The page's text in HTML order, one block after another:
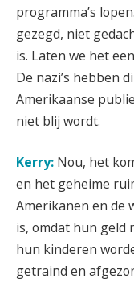
programma’s
gezegd, niet
is. Laten we het
De nazi’s hebben
Amerikaanse
niet blij wordt.
Kerry: Nou, het
en het geheime
Amerikanen en de
is, omdat hun geld
hun kinderen
getraind en